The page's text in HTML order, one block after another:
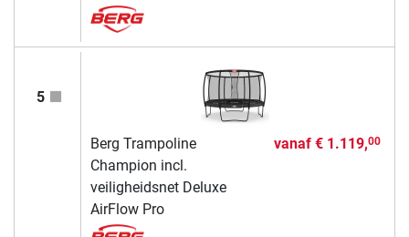
5
Berg Trampoline
Champion incl.
veiligheidsnet Deluxe
AirFlow Pro
vanaf € 1.119,00